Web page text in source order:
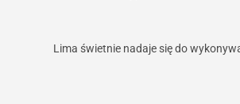
Lima świetnie nadaje się do